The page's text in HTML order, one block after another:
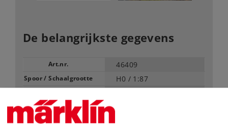
De belangrijkste gegevens
Art.nr. 46409
Spoor / Schaalgrootte H0 / 1:87
Type